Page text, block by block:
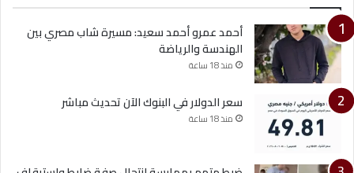
أحمد عمرو أحمد سعيد: مسيرة شاب مصري بين
الهندسة والرياضة
منذ 18 ساعة
سعر الدولار في البنوك الآن تحديث مباشر
منذ 18 ساعة